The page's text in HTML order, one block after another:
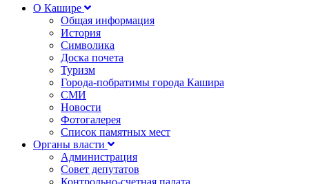
О Кашире
Общая информация
История
Символика
Доска почета
Туризм
Города-побратимы города Кашира
СМИ
Новости
Фотогалерея
Список памятных мест
Органы власти
Администрация
Совет депутатов
Контрольно-счетная палата